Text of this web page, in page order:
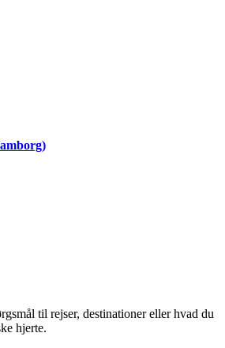
til rejser, destinationer eller hvad du
hjerte.